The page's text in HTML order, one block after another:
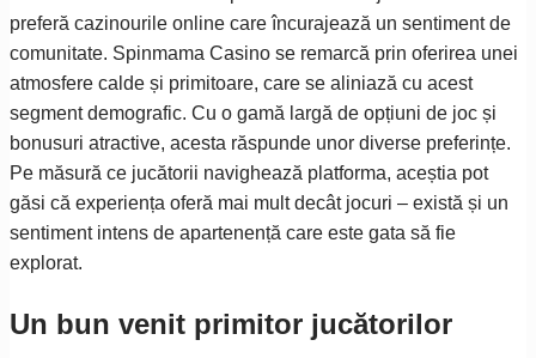
preferă cazinourile online care încurajează un sentiment de
comunitate. Spinmama Casino se remarcă prin oferirea unei
atmosfere calde și primitoare, care se aliniază cu acest
segment demografic. Cu o gamă largă de opțiuni de joc și
bonusuri atractive, acesta răspunde unor diverse preferințe.
Pe măsură ce jucătorii navighează platforma, aceștia pot
găsi că experiența oferă mai mult decât jocuri – există și un
sentiment intens de apartenență care este gata să fie
explorat.
Un bun venit primitor jucătorilor